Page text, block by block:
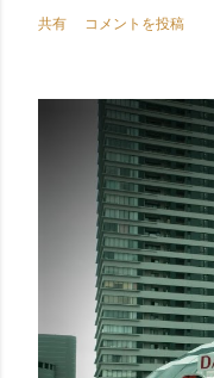
共有 コメントを投稿